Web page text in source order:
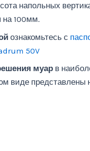
напольных
на 100мм.
ознакомьтесь с
50V
муар в
виде представлены